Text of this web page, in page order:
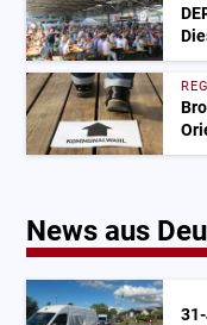
News aus